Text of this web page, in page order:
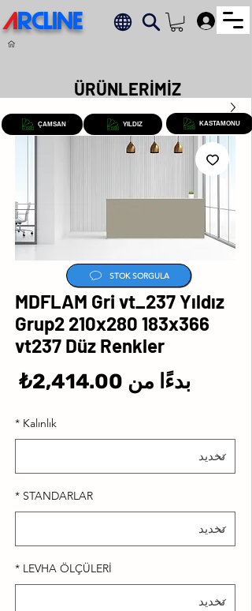
ARCLINE
MDFLAM Gri vt_237 Yıldız
Grup2 210x280 183x366
vt237 Düz Renkler
بدءًا من 2,414.00₺
Kalınlık
*
STANDARLAR
*
LEVHA ÖLÇÜLERİ
*
ÇAMSAN YILDIZ KASTAMONU
STOK SORGULA
ÜRÜNLERİMİZ